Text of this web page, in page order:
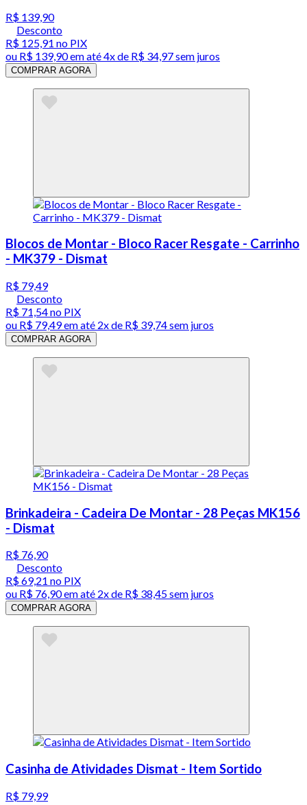
R$ 139,90
Desconto
R$ 125,91 no PIX
ou R$ 139,90em até4x de R$ 34,97 sem juros
COMPRAR AGORA
Blocos de Montar - Bloco Racer Resgate - Carrinho
- MK379 - Dismat
R$ 79,49
Desconto
R$ 71,54no PIX
ou R$ 79,49em até 2x de R$ 39,74 sem juros
COMPRAR AGORA
Brinkadeira - Cadeira De Montar - 28 Peças MK156
- Dismat
R$ 76,90
Desconto
R$ 69,21 no PIX
ou R$ 76,90em até 2x de R$ 38,45 sem juros
COMPRAR AGORA
Casinha de Atividades Dismat - Item Sortido
R$ 79,99